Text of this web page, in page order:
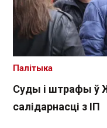
Суды і штрафы ў
салідарнасці з ІП
Палітыка